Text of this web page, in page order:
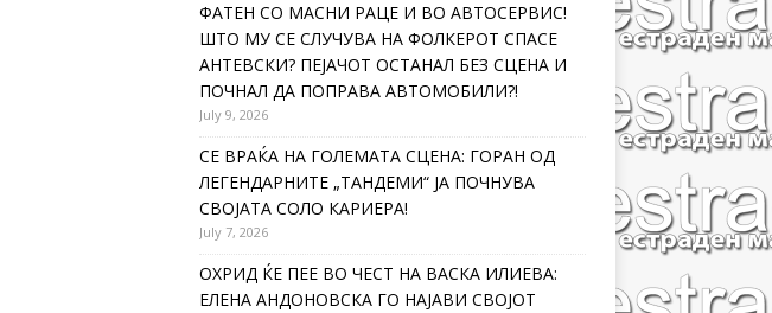
ФАТЕН СО МАСНИ РАЦЕ И ВО АВТОСЕРВИС!
ШТО МУ СЕ СЛУЧУВА НА ФОЛКЕРОТ СПАСЕ
АНТЕВСКИ? ПЕЈАЧОТ ОСТАНАЛ БЕЗ СЦЕНА И
ПОЧНАЛ ДА ПОПРАВА АВТОМОБИЛИ?!
July 9, 2026
СЕ ВРАЌА НА ГОЛЕМАТА СЦЕНА: ГОРАН ОД
ЛЕГЕНДАРНИТЕ „ТАНДЕМИ“ ЈА ПОЧНУВА
СВОЈАТА СОЛО КАРИЕРА!
July 7, 2026
ОХРИД ЌЕ ПЕЕ ВО ЧЕСТ НА ВАСКА ИЛИЕВА:
ЕЛЕНА АНДОНОВСКА ГО НАЈАВИ СВОЈОТ